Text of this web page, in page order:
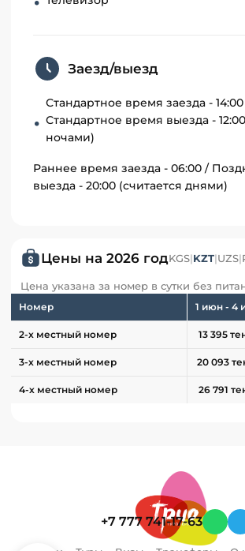
Заезд/выезд
Стандартное время заезда -
Стандартное время выезда -
ночами)
Раннее время заезда - 06:00 /
выезда - 20:00 (считается днями)
Цены на 2026 годKGS|KZT|UZS|
Цена указана за номер в сутки без
Номер 1 июн - 4
2-х местный номер 13 395
3-х местный номер 20 093
4-х местный номер 26 791
+7 777 741-17-63